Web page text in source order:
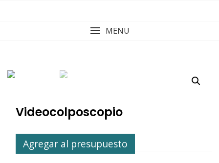
MENU
Videocolposcopio
Agregar al presupuesto